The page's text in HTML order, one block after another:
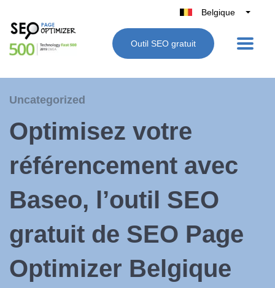
Belgique
België
Nederland
Outil SEO gratuit
Uncategorized
Optimisez votre
référencement avec
Baseo, l’outil SEO
gratuit de SEO Page
Optimizer Belgique